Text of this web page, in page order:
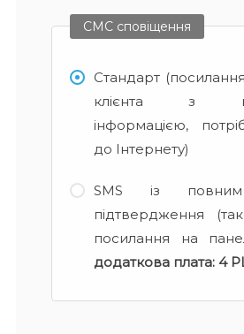
СМС сповіщення
Стандарт
клієнта з
інформацією,
до Інтернету)
SMS із
підтвердження
посилання на
додаткова плата: 4